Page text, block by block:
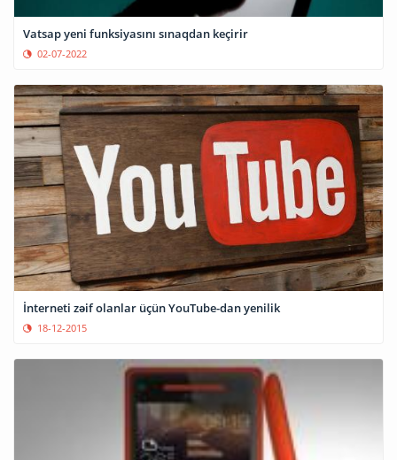
Vatsap yeni funksiyasını sınaqdan keçirir
02-07-2022
İnterneti zəif olanlar üçün YouTube-dan yenilik
18-12-2015